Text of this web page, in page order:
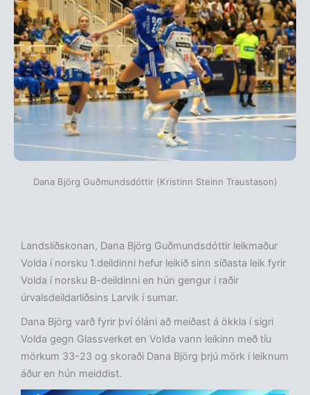
Dana Björg Guðmundsdóttir (Kristinn Steinn Traustason)
Landsliðskonan, Dana Björg Guðmundsdóttir leikmaður
Volda í norsku 1.deildinni hefur leikið sinn síðasta leik fyrir
Volda í norsku B-deildinni en hún gengur í raðir
úrvalsdeildarliðsins Larvik í sumar.
Dana Björg varð fyrir því óláni að meiðast á ökkla í sigri
Volda gegn Glassverket en Volda vann leikinn með tíu
mörkum 33-23 og skoraði Dana Björg þrjú mörk í leiknum
áður en hún meiddist.